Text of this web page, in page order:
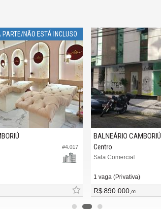
PARTE/NÃO ESTÁ INCLUSO
#4.017
BALNEÁRIO CAMBORIÚ
Centro
Sala Comercial
1 vaga (Privativa)
R$ 890.000,00